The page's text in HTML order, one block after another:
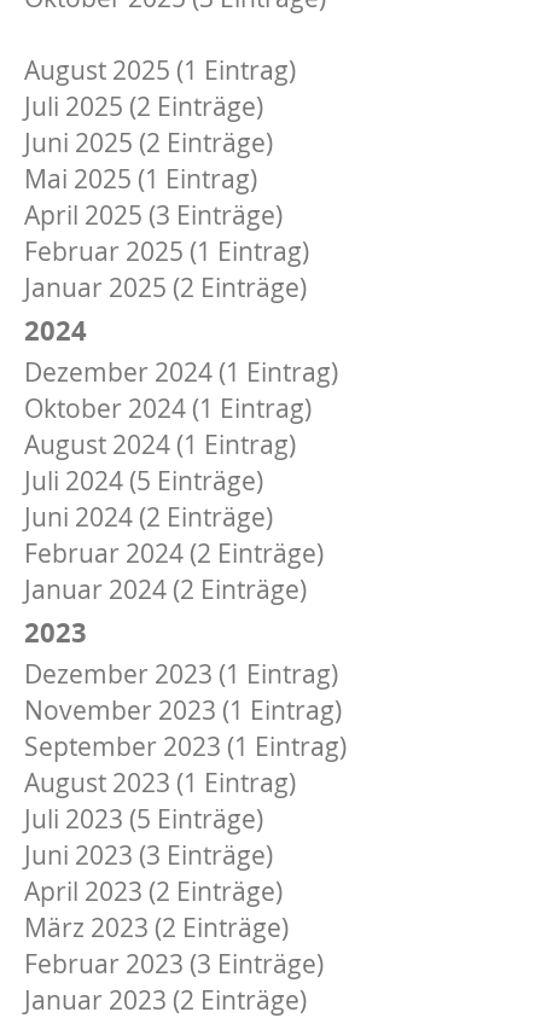
August 2025 (1 Eintrag)
Juli 2025 (2 Einträge)
Juni 2025 (2 Einträge)
Mai 2025 (1 Eintrag)
April 2025 (3 Einträge)
Februar 2025 (1 Eintrag)
Januar 2025 (2 Einträge)
2024
Dezember 2024 (1 Eintrag)
Oktober 2024 (1 Eintrag)
August 2024 (1 Eintrag)
Juli 2024 (5 Einträge)
Juni 2024 (2 Einträge)
Februar 2024 (2 Einträge)
Januar 2024 (2 Einträge)
2023
Dezember 2023 (1 Eintrag)
November 2023 (1 Eintrag)
September 2023 (1 Eintrag)
August 2023 (1 Eintrag)
Juli 2023 (5 Einträge)
Juni 2023 (3 Einträge)
April 2023 (2 Einträge)
März 2023 (2 Einträge)
Februar 2023 (3 Einträge)
Januar 2023 (2 Einträge)